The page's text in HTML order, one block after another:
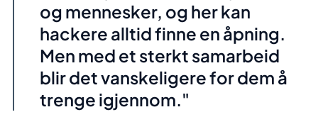
og mennesker, og her kan
hackere alltid finne en åpning.
Men med et sterkt samarbeid
blir det vanskeligere for dem å
trenge igjennom."